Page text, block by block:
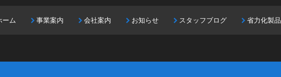
ーム 事業案内 会社案内 お知らせ スタッフブログ 省力化製品